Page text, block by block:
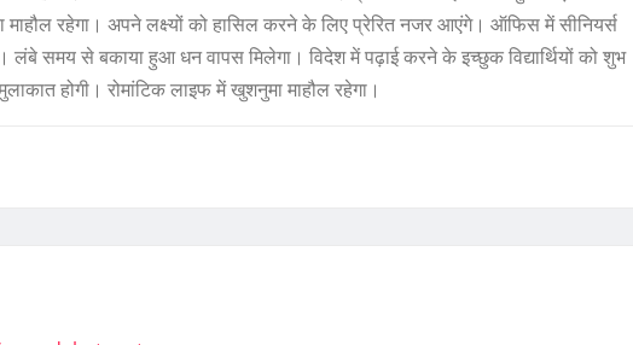
माहौल रहेगा। अपने लक्ष्यों को हासिल करने के लिए प्रेरित नजर आएंगे। ऑफिस में सीनियर्स
लंबे समय से बकाया हुआ धन वापस मिलेगा। विदेश में पढ़ाई करने के इच्छुक विद्यार्थियों को शुभ
होगी। रोमांटिक लाइफ में खुशनुमा माहौल रहेगा।